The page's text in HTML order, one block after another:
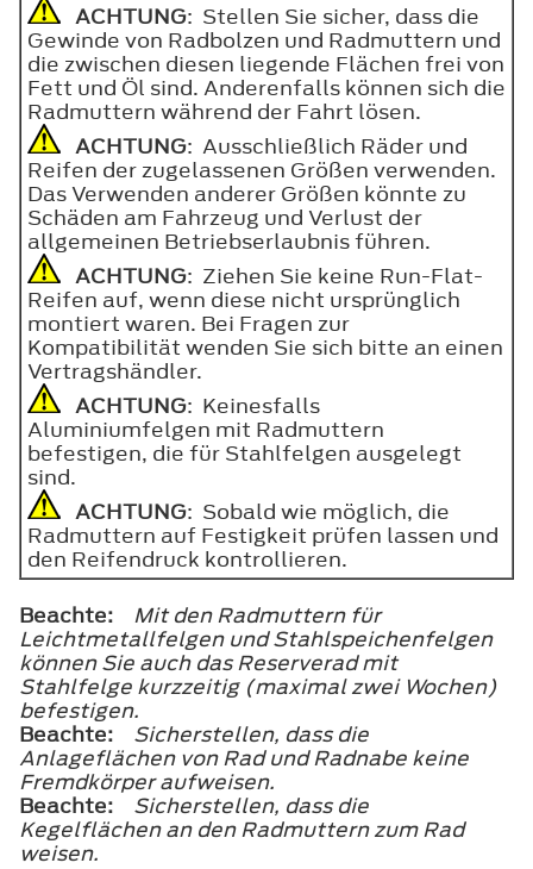
ACHTUNG: Stellen Sie sicher, dass die
Gewinde von Radbolzen und Radmuttern und
die zwischen diesen liegende Flächen frei von
Fett und Öl sind. Anderenfalls können sich die
Radmuttern während der Fahrt lösen.
ACHTUNG: Ausschließlich Räder und
Reifen der zugelassenen Größen verwenden.
Das Verwenden anderer Größen könnte zu
Schäden am Fahrzeug und Verlust der
allgemeinen Betriebserlaubnis führen.
ACHTUNG: Ziehen Sie keine Run-Flat-
Reifen auf, wenn diese nicht ursprünglich
montiert waren. Bei Fragen zur
Kompatibilität wenden Sie sich bitte an einen
Vertragshändler.
ACHTUNG: Keinesfalls
Aluminiumfelgen mit Radmuttern
befestigen, die für Stahlfelgen ausgelegt
sind.
ACHTUNG: Sobald wie möglich, die
Radmuttern auf Festigkeit prüfen lassen und
den Reifendruck kontrollieren.
Beachte:
Mit den Radmuttern für
Leichtmetallfelgen und Stahlspeichenfelgen
können Sie auch das Reserverad mit
Stahlfelge kurzzeitig (maximal zwei Wochen)
befestigen.
Beachte:
Sicherstellen, dass die
Anlageflächen von Rad und Radnabe keine
Fremdkörper aufweisen.
Beachte:
Sicherstellen, dass die
Kegelflächen an den Radmuttern zum Rad
weisen.